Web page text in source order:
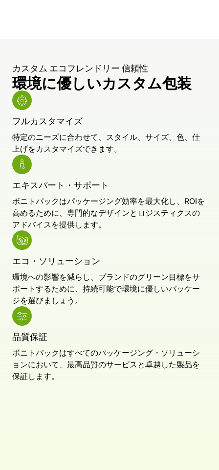
カスタム エコフレンドリー 信頼性
環境に優しいカスタム包装
フルカスタマイズ
特定のニーズに合わせて、スタイル、サイズ、色、仕
上げをカスタマイズできます。
エキスパート・サポート
ボニトパックはパッケージング効率を最大化し、ROIを
高めるために、専門的なデザインとロジスティクスの
アドバイスを提供します。
エコ・ソリューション
環境への影響を減らし、ブランドのグリーン目標をサ
ポートするために、持続可能で環境に優しいパッケー
ジを選びましょう。
品質保証
ボニトパックはすべてのパッケージング・ソリューシ
ョンにおいて、最高品質のサービスと卓越した製品を
保証します。